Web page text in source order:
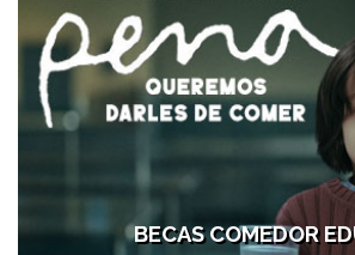
BECAS COMEDOR